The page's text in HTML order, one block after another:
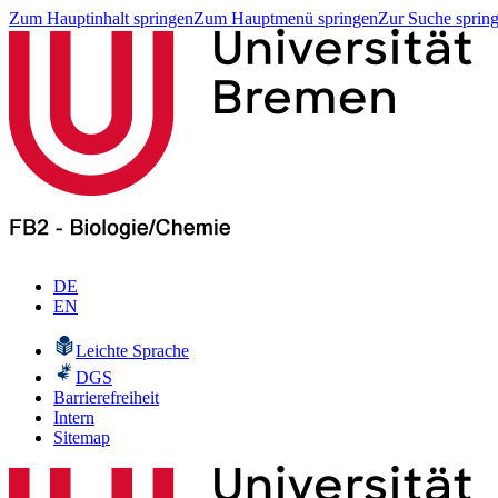
Zum Hauptinhalt springenZum Hauptmenü springenZur Suche
DE
EN
Leichte Sprache
DGS
Barrierefreiheit
Intern
Sitemap